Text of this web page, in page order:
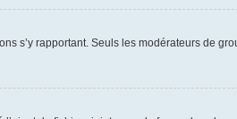
s’y rapportant. Seuls les modérateurs de